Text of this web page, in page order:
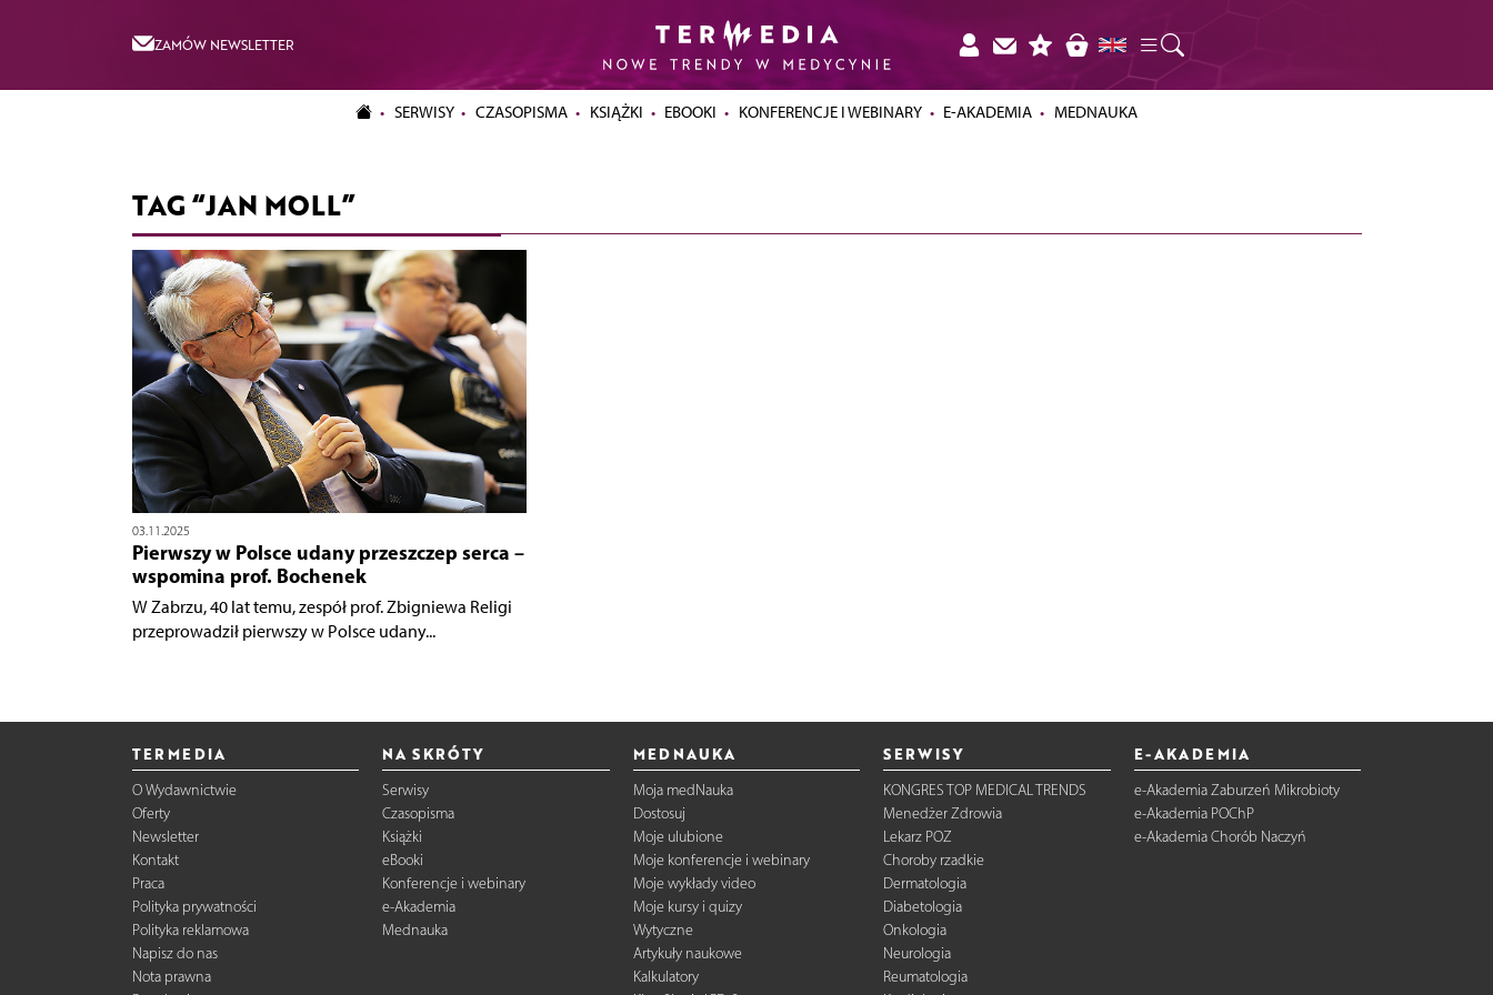
ZAMÓW NEWSLETTER
SERWISY CZASOPISMA KSIĄŻKI EBOOKI KONFERENCJE I WEBINARY E-AKADEMIA MEDNAUKA
TAG “JAN MOLL”
03.11.2025
Pierwszy w Polsce udany przeszczep serca –
wspomina prof. Bochenek
W Zabrzu, 40 lat temu, zespół prof. Zbigniewa Religi
przeprowadził pierwszy w Polsce udany...
TERMEDIA
O Wydawnictwie
Oferty
Newsletter
Kontakt
Praca
Polityka prywatności
Polityka reklamowa
Napisz do nas
Nota prawna
NA SKRÓTY
Serwisy
Czasopisma
Książki
eBooki
Konferencje i webinary
e-Akademia
Mednauka
MEDNAUKA
Moja medNauka
Dostosuj
Moje ulubione
Moje konferencje i webinary
Moje wykłady video
Moje kursy i quizy
Wytyczne
Artykuły naukowe
Kalkulatory
SERWISY
KONGRES TOP MEDICAL TRENDS
Menedżer Zdrowia
Lekarz POZ
Choroby rzadkie
Dermatologia
Diabetologia
Onkologia
Neurologia
Reumatologia
E-AKADEMIA
e-Akademia Zaburzeń Mikrobioty
e-Akademia POChP
e-Akademia Chorób Naczyń